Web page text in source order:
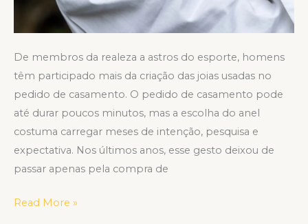
De membros da realeza a astros do esporte, homens
têm participado mais da criação das joias usadas no
pedido de casamento. O pedido de casamento pode
até durar poucos minutos, mas a escolha do anel
costuma carregar meses de intenção, pesquisa e
expectativa. Nos últimos anos, esse gesto deixou de
passar apenas pela compra de
Read More »